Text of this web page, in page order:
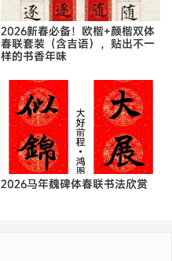
2026新春必备！欧楷+颜楷双体
春联套装（含吉语），贴出不一
样的书香年味
2026马年魏碑体春联书法欣赏